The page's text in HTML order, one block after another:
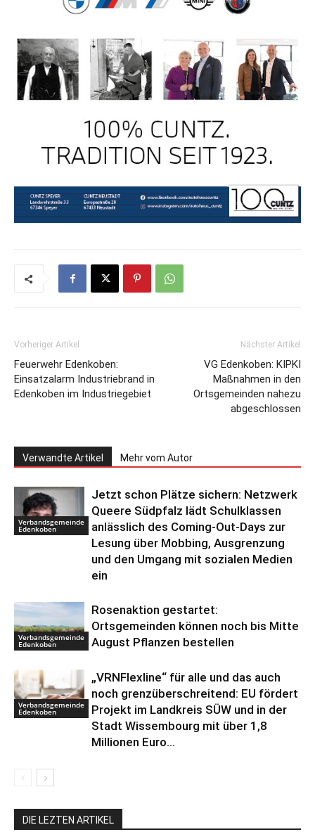
Vorheriger Artikel
Feuerwehr Edenkoben:
Einsatzalarm Industriebrand in
Edenkoben im Industriegebiet
Nächster Artikel
VG Edenkoben: KIPKI
Maßnahmen in den
Ortsgemeinden nahezu
abgeschlossen
Verwandte Artikel Mehr vom Autor
Verbandsgemeinde
Edenkoben
Jetzt schon Plätze sichern: Netzwerk
Queere Südpfalz lädt Schulklassen
anlässlich des Coming-Out-Days zur
Lesung über Mobbing, Ausgrenzung
und den Umgang mit sozialen Medien
ein
Verbandsgemeinde
Edenkoben
Rosenaktion gestartet:
Ortsgemeinden können noch bis Mitte
August Pflanzen bestellen
Verbandsgemeinde
Edenkoben
„VRNFlexline“ für alle und das auch
noch grenzüberschreitend: EU fördert
Projekt im Landkreis SÜW und in der
Stadt Wissembourg mit über 1,8
Millionen Euro...
DIE LEZTEN ARTIKEL